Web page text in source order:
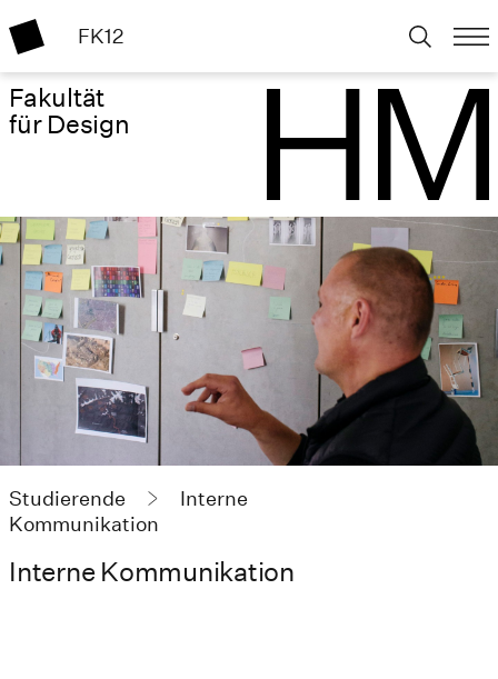
FK12
Fakultät
für Design
Studierende
Interne
Kommunikation
Interne Kommunikation